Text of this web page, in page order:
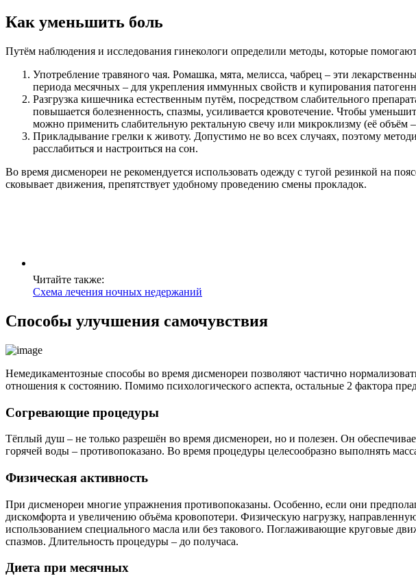
Как уменьшить боль
Путём наблюдения и исследования гинекологи определили методы, которые
Употребление травяного чая. Ромашка, мята, мелисса, чабрец – эти
периода месячных – для укрепления иммунных свойств и купирования
Разгрузка кишечника естественным путём, посредством слабительного
повышается болезненность, спазмы, усиливается кровотечение. Чтобы
можно применить слабительную ректальную свечу или микроклизму (её объём
Прикладывание грелки к животу. Допустимо не во всех случаях, поэтому
расслабиться и настроиться на сон.
Во время дисменореи не рекомендуется использовать одежду с тугой резинкой на
сковывает движения, препятствует удобному проведению смены прокладок.
Читайте также:
Схема лечения ночных недержаний
Способы улучшения самочувствия
Немедикаментозные способы во время дисменореи позволяют частично
отношения к состоянию. Помимо психологического аспекта, остальные 2 фактора
Согревающие процедуры
Тёплый душ – не только разрешён во время дисменореи, но и полезен. Он
горячей воды – противопоказано. Во время процедуры целесообразно выполнять
Физическая активность
При дисменореи многие упражнения противопоказаны. Особенно, если они
дискомфорта и увеличению объёма кровопотери. Физическую нагрузку,
использованием специального масла или без такового. Поглаживающие круговые
спазмов. Длительность процедуры – до получаса.
Диета при месячных